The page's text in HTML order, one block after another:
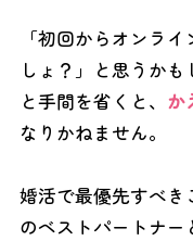
「初回からオンラ
しょ？」と思うか
と手間を省くと、 か
なりかねません。
婚活で最優先すべ
のベストパートナ